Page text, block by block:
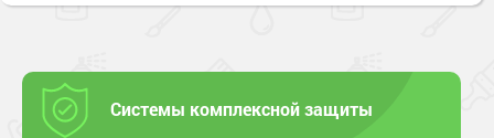
Системы комплексной защиты